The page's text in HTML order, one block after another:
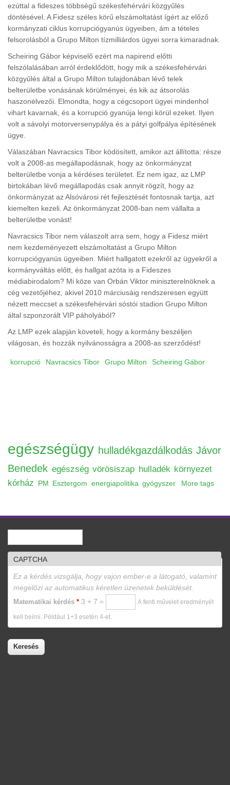
ezúttal a fideszes többségű székesfehérvári közgyűlés
döntésével. A Fidesz széles körű elszámoltatást ígért az előző
kormányzati ciklus korrupciógyanús ügyeiben, ám a tételes
felsorolásból a Grupo Milton tízmilliárdos ügyei sorra kimaradnak.
Scheiring Gábor képviselő ezért ma napirend előtti
felszólalásában arról érdeklődött, hogy mik a székesfehérvári
közgyűlés által a Grupo Milton tulajdonában lévő telek
belterületbe vonásának körülményei, és kik az átsorolás
haszonélvezői. Elmondta, hogy a cégcsoport ügyei mindenhol
vihart kavarnak, és a korrupció gyanúja lengi körül ezeket. Ilyen
volt a sávolyi motorversenypálya és a pátyi golfpálya építésének
ügye.
Válaszában Navracsics Tibor ködösített, amikor azt állította: része
volt a 2008-as megállapodásnak, hogy az önkormányzat
belterületbe vonja a kérdéses területet. Ez nem igaz, az LMP
birtokában lévő megállapodás csak annyit rögzít, hogy az
önkormányzat az Alsóvárosi rét fejlesztését fontosnak tartja, azt
kiemelten kezeli. Az önkormányzat 2008-ban nem vállalta a
belterületbe vonást!
Navracsics Tibor nem válaszolt arra sem, hogy a Fidesz miért
nem kezdeményezett elszámoltatást a Grupo Milton
korrupciógyanús ügyeiben. Miért hallgatott ezekről az ügyekről a
kormányváltás előtt, és hallgat azóta is a Fideszes
médiabirodalom? Mi köze van Orbán Viktor miniszterelnöknek a
cég vezetőjéhez, akivel 2010 márciusáig rendszeresen együtt
nézett meccset a székesfehérvári sóstói stadion Grupo Milton
által szponzorált VIP páholyából?
Az LMP ezek alapján követeli, hogy a kormány beszéljen
világosan, és hozzák nyilvánosságra a 2008-as szerződést!
korrupció Navracsics Tibor Grupo Milton Scheiring Gábor
egészségügy hulladékgazdálkodás Jávor
Benedek egészség vörösiszap hulladék környezet
kórház
PM Esztergom energiapolitika gyógyszer More tags
CAPTCHA
Ez a kérdés vizsgálja, hogy vajon ember-e a látogató, valamint
megelőzi az automatikus kéretlen üzenetek beküldését.
Matematikai kérdés * 3 + 7 = A fenti művelet eredményét
kell beírni. Például 1+3 esetén 4-et.